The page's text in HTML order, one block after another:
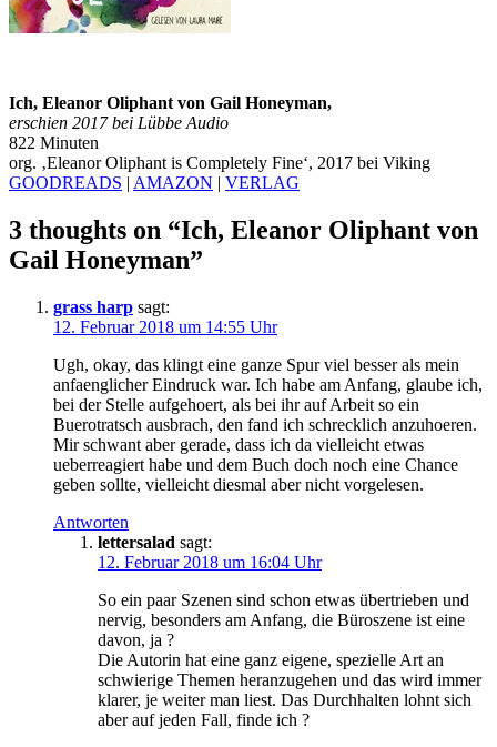
Ich, Eleanor Oliphant von Gail Honeyman,
erschien 2017 bei Lübbe Audio
822 Minuten
org. ‚Eleanor Oliphant is Completely Fine‘, 2017 bei Viking
GOODREADS | AMAZON | VERLAG
3 thoughts on “Ich, Eleanor Oliphant von
Gail Honeyman”
grass harp sagt:
12. Februar 2018 um 14:55 Uhr
Ugh, okay, das klingt eine ganze Spur viel besser als mein
anfaenglicher Eindruck war. Ich habe am Anfang, glaube ich,
bei der Stelle aufgehoert, als bei ihr auf Arbeit so ein
Buerotratsch ausbrach, den fand ich schrecklich anzuhoeren.
Mir schwant aber gerade, dass ich da vielleicht etwas
ueberreagiert habe und dem Buch doch noch eine Chance
geben sollte, vielleicht diesmal aber nicht vorgelesen.
Antworten
lettersalad sagt:
12. Februar 2018 um 16:04 Uhr
So ein paar Szenen sind schon etwas übertrieben und
nervig, besonders am Anfang, die Büroszene ist eine
davon, ja ?
Die Autorin hat eine ganz eigene, spezielle Art an
schwierige Themen heranzugehen und das wird immer
klarer, je weiter man liest. Das Durchhalten lohnt sich
aber auf jeden Fall, finde ich ?